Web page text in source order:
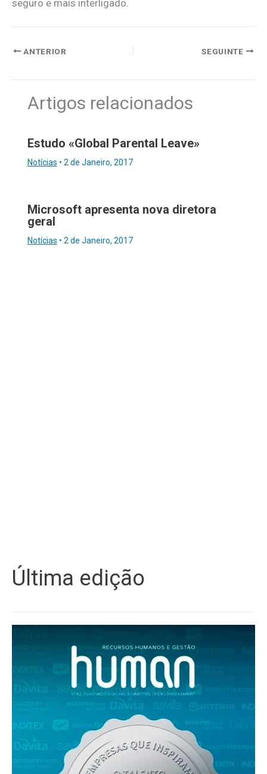
seguro e mais interligado.
ANTERIOR SEGUINTE
Artigos relacionados
Estudo «Global Parental Leave»
Notícias • 2 de Janeiro, 2017
Microsoft apresenta nova diretora
geral
Notícias • 2 de Janeiro, 2017
Última edição